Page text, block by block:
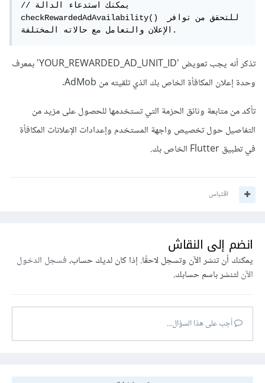
// يمكنك استدعاء الدالة
checkRewardedAdAvailability() للتحقق من توافر
الإعلان والتعامل مع حالاته المختلفة.
تذكر أنه يجب تعويض 'YOUR_REWARDED_AD_UNIT_ID' بمعرف
وحدة إعلان المكافأة الخاص بك الذي تلقيته من AdMob.
تأكد من متابعة وثائق الحزمة التي تستخدمها للحصول على مزيد من
التفاصيل حول تخصيص واجهة المستخدم وإعدادات الإعلانات المكافأة
في تطبيق Flutter الخاص بك.
اقتباس
انضم إلى النقاش
يمكنك أن تنشر الآن وتسجل لاحقًا. إذا كان لديك حساب،فسجل الدخول
الآنلتنشر باسم حسابك.
أجب على هذا السؤال...